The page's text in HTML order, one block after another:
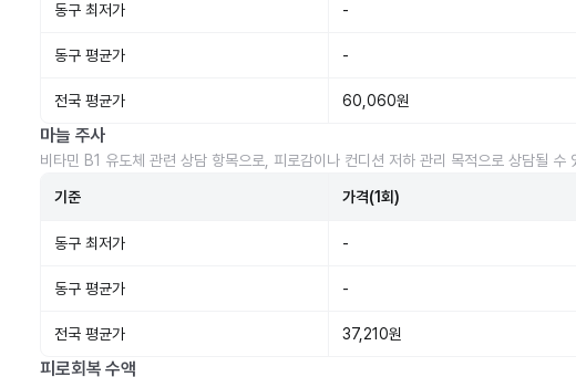
동구 최저가 -
동구 평균가 -
전국 평균가 60,060원
마늘 주사
비타민 B1 유도체 관련 상담 항목으로, 피로감이나 컨디션 저하 관리 목적으로 상담될 수
기준 가격(1회)
동구 최저가 -
동구 평균가 -
전국 평균가 37,210원
피로회복 수액